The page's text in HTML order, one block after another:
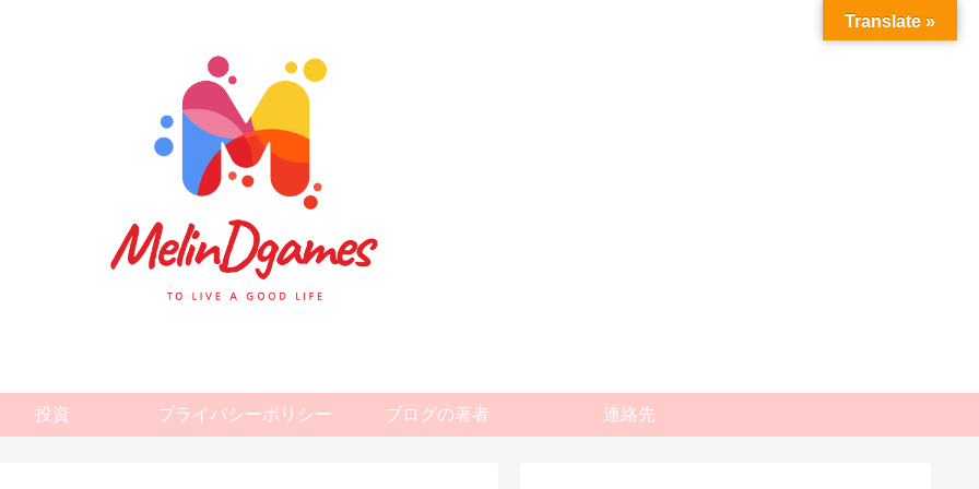
投資 プライバシーポリシー ブログの著者 連絡先
Translate »